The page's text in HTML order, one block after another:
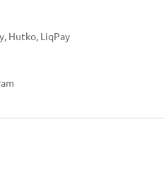
Hutko, LiqPay